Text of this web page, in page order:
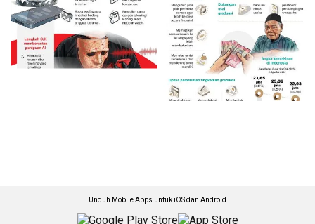
Unduh Mobile Apps untuk iOS dan Android